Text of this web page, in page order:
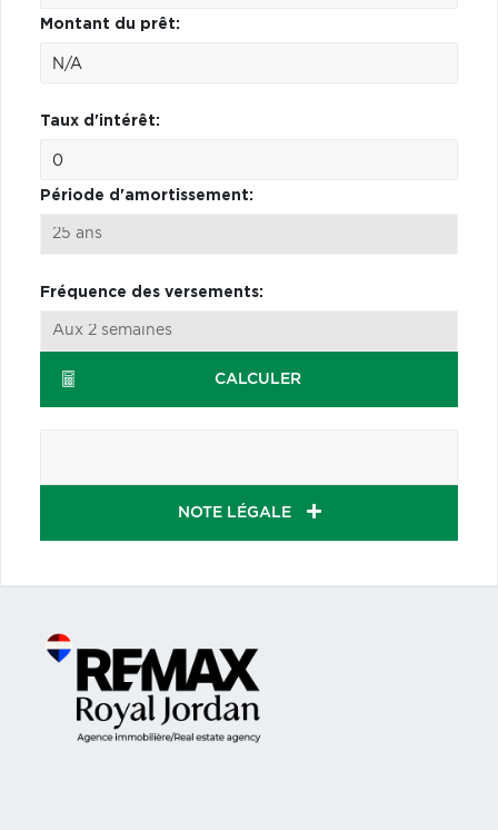
Montant du prêt:
Taux d'intérêt:
Période d'amortissement:
Fréquence des versements:
CALCULER
NOTE LÉGALE